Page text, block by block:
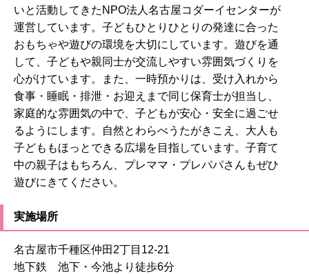
いと活動してきたNPO法人名古屋コダーイセンターが
運営しています。子どもひとりひとりの発達に合った
おもちゃや遊びの環境を大切にしています。遊びを通
して、子どもや親同士が交流しやすい雰囲気づくりを
心がけています。また、一時預かりは、受け入れから
食事・睡眠・排泄・お迎えまで同じ保育士が担当し、
家庭的な雰囲気の中で、子どもが安心・安全に過ごせ
るようにします。自然とわらべうたがきこえ、大人も
子どももほっとできる広場を目指しています。子育て
中の親子はもちろん、プレママ・プレパパさんもぜひ
遊びにきてください。
実施場所
名古屋市千種区仲田2丁目12-21
地下鉄 池下・今池より徒歩6分